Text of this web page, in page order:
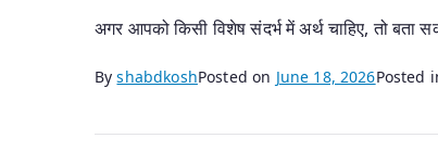
अगर आपको किसी विशेष संदर्भ में अर्थ चाहिए, तो बता
ByshabdkoshPosted on June 18, 2026Posted